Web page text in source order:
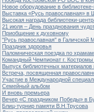
Новое оборудование в
Выставка «Русь православная» в
Высокая награда библиотеки-
21 июля – День празднования
Приобщение к духовному
"Русь православная" в
Праздник здоровья
Паломническая поездка по
Командный Чемпионат г.
Выпуск библиотечных
Встреча, посвященная
Участие в Международной
Семейный альбом
И вновь премьера
Вечер «С праздником Победы» в
Блиц-турнир памяти В.Н.Трусова